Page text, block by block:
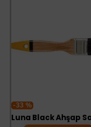
-33 %